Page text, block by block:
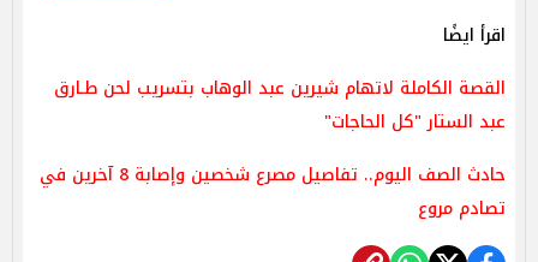
اقرأ ايضًا
القصة الكاملة لاتهام شيرين عبد الوهاب بتسريب لحن طـارق
عبد الستار "كل الحاجات"
حادث الصف اليوم.. تفاصيل مصرع شخصين وإصابة 8 آخرين في
تصادم مروع